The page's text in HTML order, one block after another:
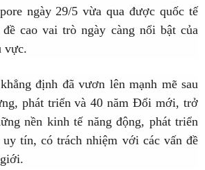
ngày 29/5 vừa qua được quốc tế
cao vai trò ngày càng nổi bật của
vực.
định đã vươn lên mạnh mẽ sau
phát triển và 40 năm Đổi mới, trở
nền kinh tế năng động, phát triển
uy tín, có trách nhiệm với các vấn đề